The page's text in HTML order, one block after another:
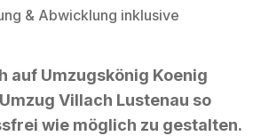
& Abwicklung inklusive
auf Umzugskönig Koenig
Villach Lustenau so
wie möglich zu gestalten.